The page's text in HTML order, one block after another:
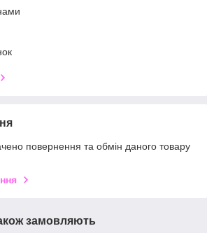
повернення та обмін даного товару
замовляють